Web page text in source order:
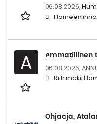
06.08.2026,
A Ammatillinen
06.08.2026,
Riihimäki,
Ohjaaja,